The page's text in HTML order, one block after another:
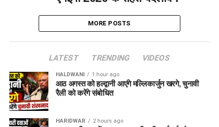
MORE POSTS
LATEST TRENDING VIDEOS
HALDWANI 1 hour ago
आठ अगस्त को हल्द्वानी आएंगे मल्लिकार्जुन खरगे, चुनावी
रैली को करेंगे संबोधित
HARIDWAR 2 hours ago